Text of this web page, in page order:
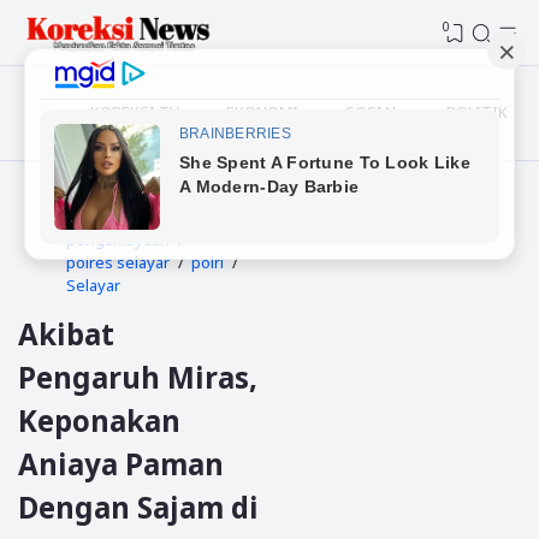
0
KOREKSI TV EKONOMI SOSIAL POLITIK
Beranda
kriminal
penganiayaan
polres selayar
polri
Selayar
Akibat
Pengaruh Miras,
Keponakan
Aniaya Paman
Dengan Sajam di